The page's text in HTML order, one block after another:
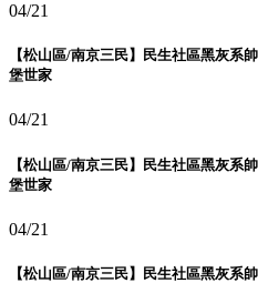
04/21
【松山區/南京三民】民生社區黑灰系
堡世家
04/21
【松山區/南京三民】民生社區黑灰系
堡世家
04/21
【松山區/南京三民】民生社區黑灰系